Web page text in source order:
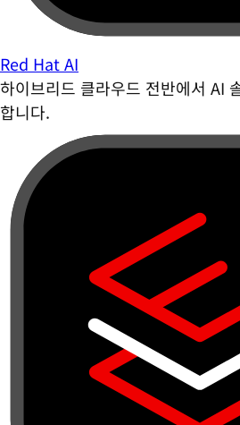
Red Hat AI
하이브리드 클라우드 전반에서 AI
합니다.